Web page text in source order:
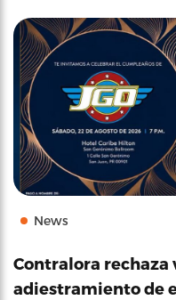
News
Contralora rechaza
adiestramiento de